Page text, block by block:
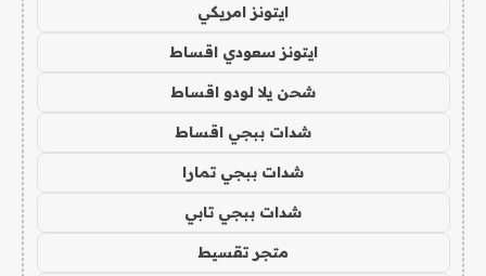
ايتونز امريكي
ايتونز سعودي اقساط
شحن يلا لودو اقساط
شدات ببجي اقساط
شدات ببجي تمارا
شدات ببجي تابي
متجر تقسيط